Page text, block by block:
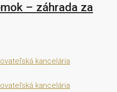
– záhrada za
kancelária
kancelária